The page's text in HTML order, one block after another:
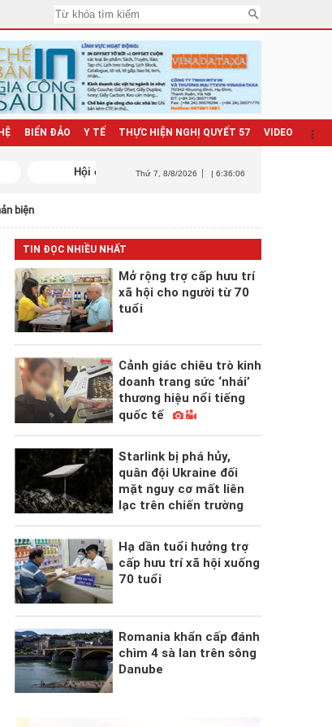
BIỂN ĐẢO Y TẾ THỰC HIỆN NGHỊ QUYẾT 57 VIDEO
Thứ 7 , 8/8/2026 | 6:36:07
biện
TIN ĐỌC NHIỀU NHẤT
Mở rộng trợ cấp hưu trí
xã hội cho người từ 70
tuổi
Cảnh giác chiêu trò kinh
doanh trang sức ‘nhái’
thương hiệu nổi tiếng
quốc tế
Starlink bị phá hủy,
quân đội Ukraine đối
mặt nguy cơ mất liên
lạc trên chiến trường
Hạ dần tuổi hưởng trợ
cấp hưu trí xã hội xuống
70 tuổi
Romania khẩn cấp đánh
chìm 4 sà lan trên sông
Danube